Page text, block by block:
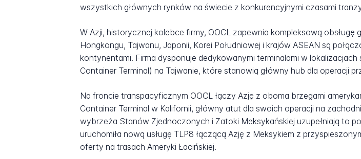
wszystkich głównych rynków na świecie z konkurencyjnymi czasami
W Azji, historycznej kolebce firmy, OOCL zapewnia kompleksową
Hongkongu, Tajwanu, Japonii, Korei Południowej i krajów ASEAN są
kontynentami. Firma dysponuje dedykowanymi terminalami w
Container Terminal) na Tajwanie, które stanowią główny hub dla operacji
Na froncie transpacyficznym OOCL łączy Azję z oboma brzegami
Container Terminal w Kalifornii, główny atut dla swoich operacji na
wybrzeża Stanów Zjednoczonych i Zatoki Meksykańskiej uzupełniają to
uruchomiła nową usługę TLP8 łączącą Azję z Meksykiem z
oferty na trasach Ameryki Łacińskiej.